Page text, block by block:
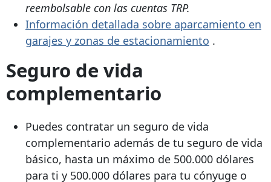
reembolsable con las cuentas TRP.
Información detallada sobre aparcamiento en
garajes y zonas de estacionamiento .
Seguro de vida
complementario
Puedes contratar un seguro de vida
complementario además de tu seguro de vida
básico, hasta un máximo de 500.000 dólares
para ti y 500.000 dólares para tu cónyuge o